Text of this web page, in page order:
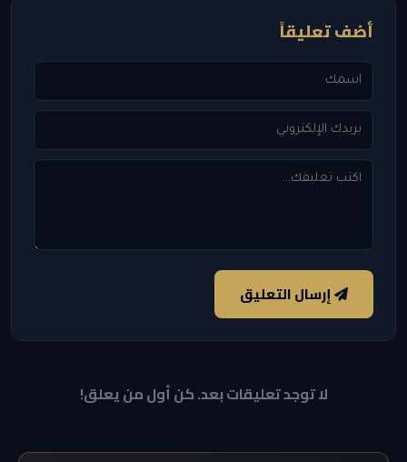
أضف تعليقاً
إرسال التعليق
لا توجد تعليقات بعد. كن أول من يعلق!